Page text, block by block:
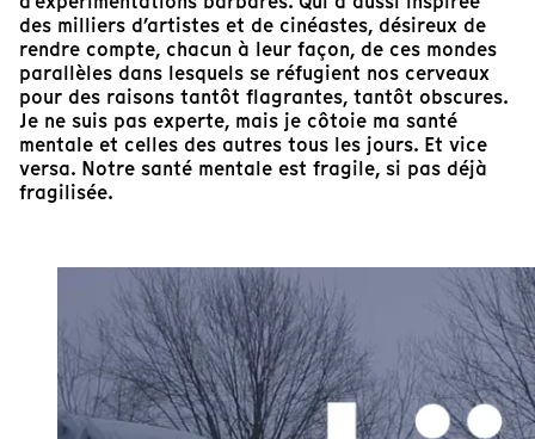
des milliers d’artistes et de cinéastes, désireux de
rendre compte, chacun à leur façon, de ces mondes
parallèles dans lesquels se réfugient nos cerveaux
pour des raisons tantôt flagrantes, tantôt obscures.
Je ne suis pas experte, mais je côtoie ma santé
mentale et celles des autres tous les jours. Et vice
versa. Notre santé mentale est fragile, si pas déjà
fragilisée.